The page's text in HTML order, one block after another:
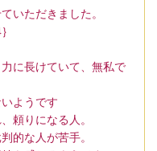
いただきました。
に長けていて、無私で
ようです
頼りになる人。
的な人が苦手。